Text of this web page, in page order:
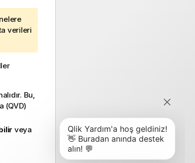
verileri
Bu,
(QVD)
veya